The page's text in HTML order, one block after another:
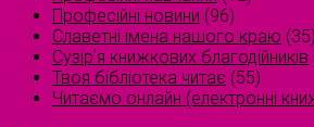
Професійні новини (96)
Славетні імена нашого краю (35)
Сузірʼя книжкових благодійників
Твоя бібліотека читає (55)
Читаємо онлайн (електронні